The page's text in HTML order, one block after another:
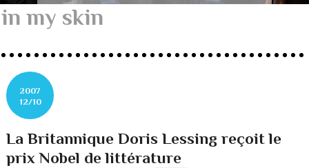
in my skin
2007
12/10
La Britannique Doris Lessing reçoit le
prix Nobel de littérature